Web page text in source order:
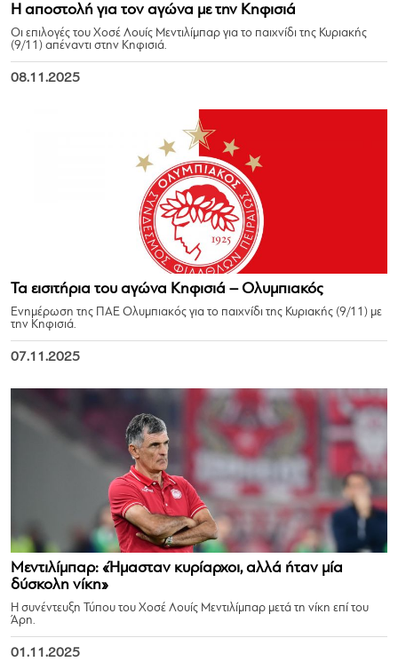
Η αποστολή για τον αγώνα με την Κηφισιά
Οι επιλογές του Χοσέ Λουίς Μεντιλίμπαρ για το παιχνίδι της Κυριακής
(9/11) απέναντι στην Κηφισιά.
08.11.2025
Τα εισιτήρια του αγώνα Κηφισιά – Ολυμπιακός
Ενημέρωση της ΠΑΕ Ολυμπιακός για το παιχνίδι της Κυριακής (9/11) με
την Κηφισιά.
07.11.2025
Μεντιλίμπαρ: «Ήμασταν κυρίαρχοι, αλλά ήταν μία
δύσκολη νίκη»
Η συνέντευξη Τύπου του Χοσέ Λουίς Μεντιλίμπαρ μετά τη νίκη επί του
Άρη.
01.11.2025